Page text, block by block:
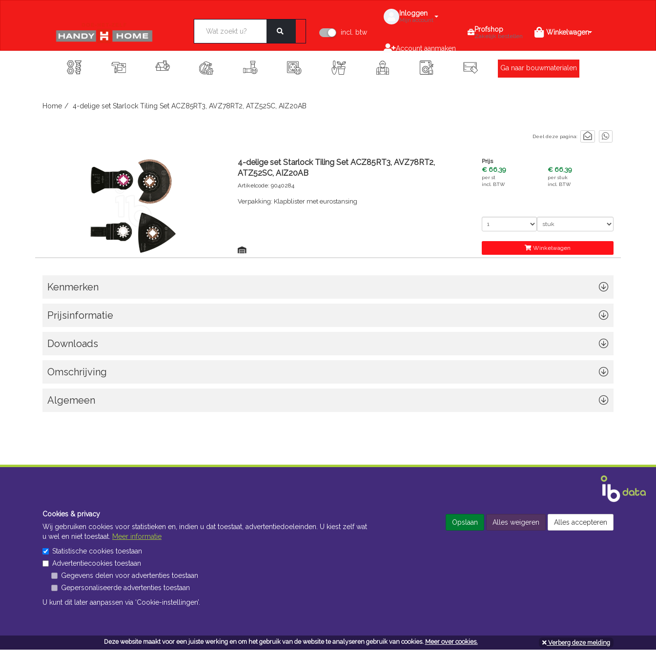
Deze website maakt voor een juiste werking en om het gebruik van de website te analyseren gebruik van cookies. Meer over cookies. Verberg deze melding
incl. btw
Inloggen
Mijn account
Account aanmaken
Profshop
Zakelijk bestellen Winkelwagen
Ga naar bouwmaterialen
Home 4-delige set Starlock Tiling Set ACZ85RT3, AVZ78RT2, ATZ52SC, AIZ20AB
Deel deze pagina:
4-delige set Starlock Tiling Set ACZ85RT3, AVZ78RT2,
ATZ52SC, AIZ20AB
Artikelcode: 9040284
Verpakking: Klapblister met eurostansing
Prijs
€ 66,39
per st
incl. BTW
€ 66,39
per stuk
incl. BTW
Winkelwagen
Kenmerken
Prijsinformatie
Downloads
Omschrijving
Algemeen
Contacteer ons Openingsuren toonzaal Openingsuren doe-het-zelf
Cookies & privacy
Wij gebruiken cookies voor statistieken en, indien u dat toestaat, advertentiedoeleinden. U kiest zelf wat
u wel en niet toestaat. Meer informatie
Statistische cookies toestaan
Advertentiecookies toestaan
Gegevens delen voor advertenties toestaan
Gepersonaliseerde advertenties toestaan
U kunt dit later aanpassen via ‘Cookie-instellingen’.
Opslaan Alles weigeren Alles accepteren